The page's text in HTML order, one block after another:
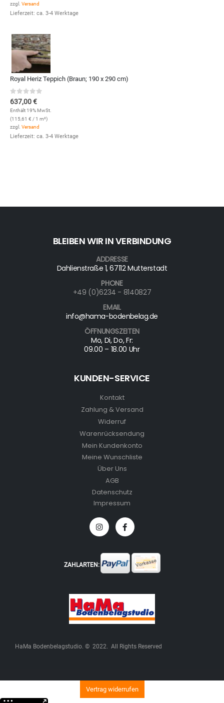
zzgl. Versand
Lieferzeit: ca. 3-4 Werktage
Royal Heriz Teppich (Braun; 190 x 290 cm)
0out of 5
637,00€
Enthält 19% MwSt.
(115,61 € / 1 m²)
zzgl. Versand
Lieferzeit: ca. 3-4 Werktage
BLEIBEN WIR IN VERBINDUNG
ADDRESSE
Dahlienstraße 1, 67112 Mutterstadt
PHONE
+49 (0)6234 - 8140827
EMAIL
info@hama-bodenbelag.de
ÖFFNUNGSZEITEN
Mo, Di, Do, Fr:
09.00 – 18.00 Uhr
KUNDEN-SERVICE
Kontakt
Zahlung & Versand
Widerruf
Warenrücksendung
Mein Kundenkonto
Meine Wunschliste
Über Uns
AGB
Datenschutz
Impressum
ZAHLARTEN:
HaMa Bodenbelagstudio. © 2022. All Rights Reserved
Vertrag widerrufen